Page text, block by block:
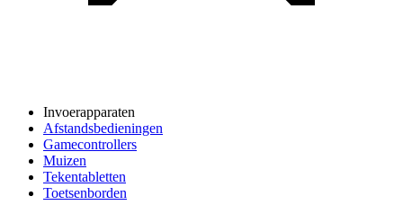
Invoerapparaten
Afstandsbedieningen
Gamecontrollers
Muizen
Tekentabletten
Toetsenborden